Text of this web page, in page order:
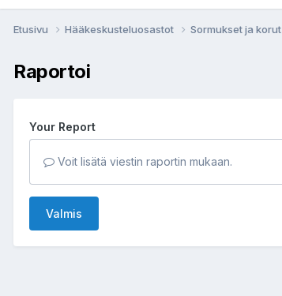
Etusivu Hääkeskusteluosastot Sormukset ja korut
Raportoi
Your Report
Voit lisätä viestin raportin mukaan.
Valmis